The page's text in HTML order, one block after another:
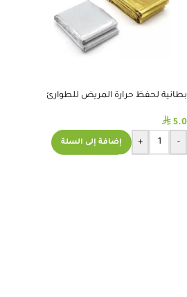
بطانية لحفظ حرارة المريض للطوارئ
⃁ 5.0
-
+ إضافة إلى السلة